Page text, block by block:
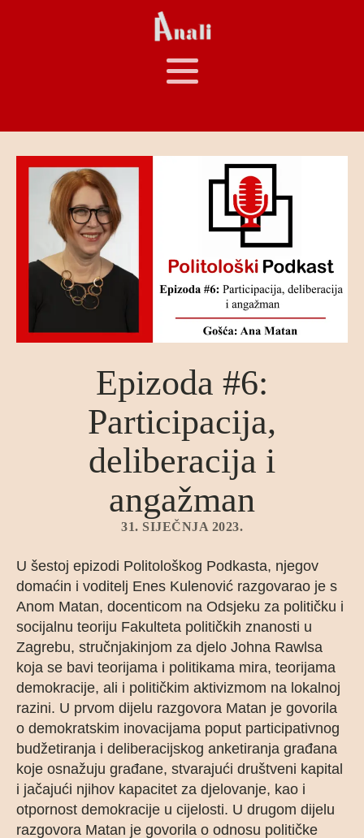
Epizoda #6:
Participacija,
deliberacija i
angažman
31. SIJEČNJA 2023.
U šestoj epizodi Politološkog Podkasta, njegov
domaćin i voditelj Enes Kulenović razgovarao je s
Anom Matan, docenticom na Odsjeku za političku i
socijalnu teoriju Fakulteta političkih znanosti u
Zagrebu, stručnjakinjom za djelo Johna Rawlsa
koja se bavi teorijama i politikama mira, teorijama
demokracije, ali i političkim aktivizmom na lokalnoj
razini. U prvom dijelu razgovora Matan je govorila
o demokratskim inovacijama poput participativnog
budžetiranja i deliberacijskog anketiranja građana
koje osnažuju građane, stvarajući društveni kapital
i jačajući njihov kapacitet za djelovanje, kao i
otpornost demokracije u cijelosti. U drugom dijelu
razgovora Matan je govorila o odnosu političke